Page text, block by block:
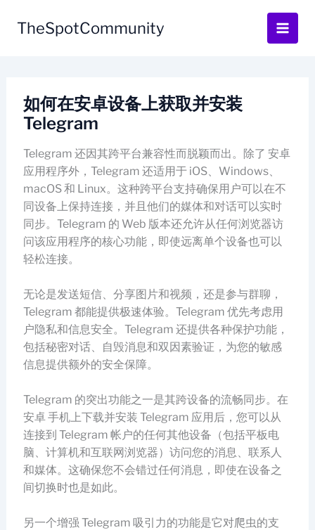
TheSpotCommunity
如何在安卓设备上获取并安装
Telegram
Telegram 还因其跨平台兼容性而脱颖而出。除了 安卓
应用程序外，Telegram 还适用于 iOS、Windows、
macOS 和 Linux。这种跨平台支持确保用户可以在不
同设备上保持连接，并且他们的媒体和对话可以实时
同步。Telegram 的 Web 版本还允许从任何浏览器访
问该应用程序的核心功能，即使远离单个设备也可以
轻松连接。
无论是发送短信、分享图片和视频，还是参与群聊，
Telegram 都能提供极速体验。Telegram 优先考虑用
户隐私和信息安全。Telegram 还提供各种保护功能，
包括秘密对话、自毁消息和双因素验证，为您的敏感
信息提供额外的安全保障。
Telegram 的突出功能之一是其跨设备的流畅同步。在
安卓 手机上下载并安装 Telegram 应用后，您可以从
连接到 Telegram 帐户的任何其他设备（包括平板电
脑、计算机和互联网浏览器）访问您的消息、联系人
和媒体。这确保您不会错过任何消息，即使在设备之
间切换时也是如此。
另一个增强 Telegram 吸引力的功能是它对爬虫的支